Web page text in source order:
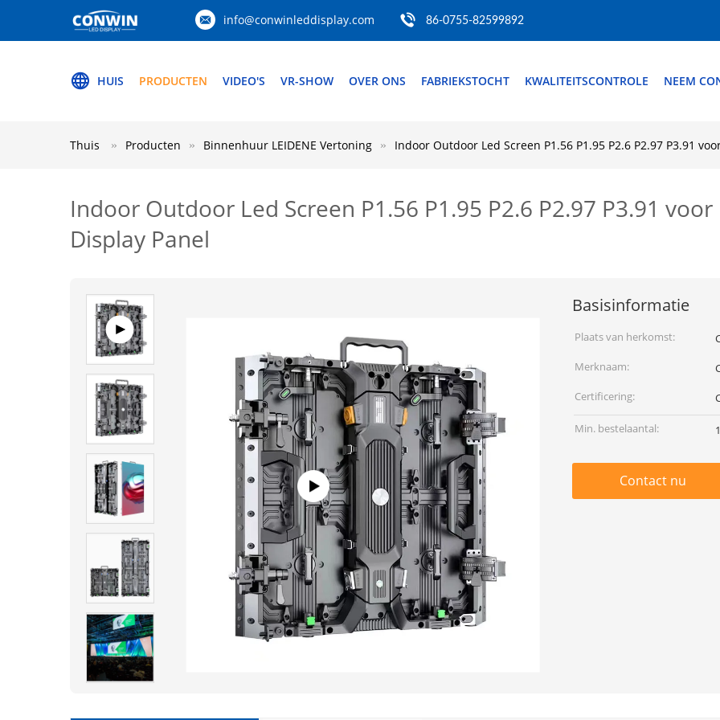
info@conwinleddisplay.com 86-0755-82599892
HUIS PRODUCTEN VIDEO'S VR-SHOW OVER ONS FABRIEKSTOCHT KWALITEITSCONTROLE NEEM
Thuis Producten Binnenhuur LEIDENE Vertoning Indoor Outdoor Led Screen P1.56 P1.95 P2.6 P2.97 P3.91
Indoor Outdoor Led Screen P1.56 P1.95 P2.6 P2.97 P3.91
Display Panel
Basisinformatie
Plaats van herkomst:
Merknaam:
Certificering:
Min. bestelaantal:
Contact nu